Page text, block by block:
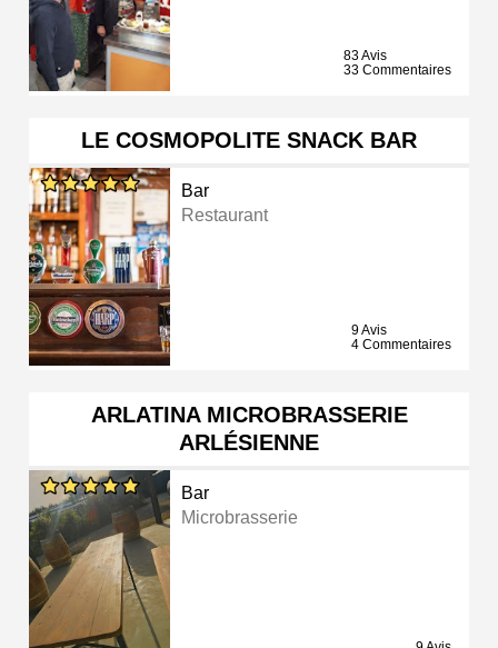
83 Avis
33 Commentaires
LE COSMOPOLITE SNACK BAR
Bar
Restaurant
9 Avis
4 Commentaires
ARLATINA MICROBRASSERIE
ARLÉSIENNE
Bar
Microbrasserie